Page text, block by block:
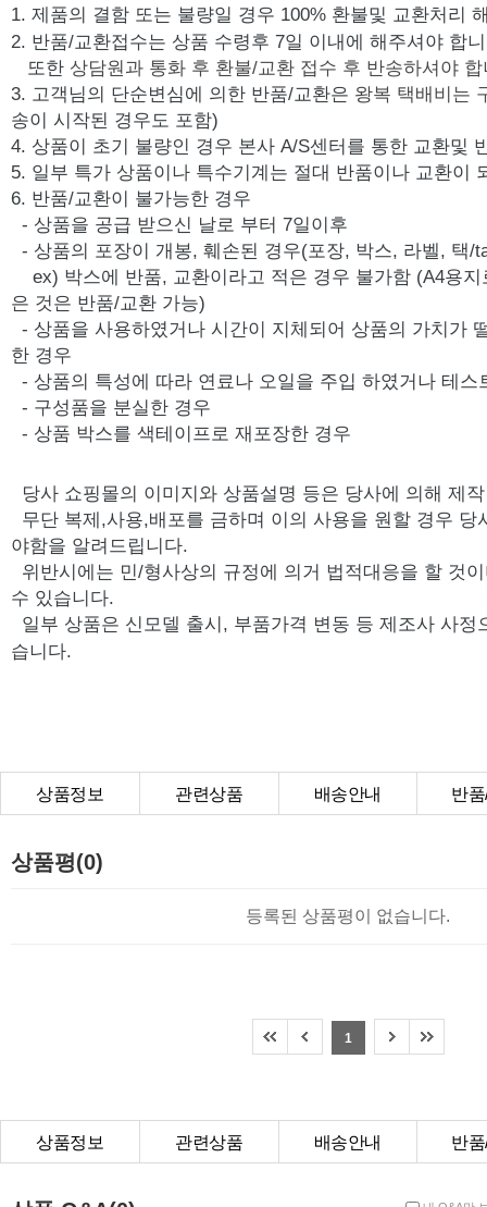
1. 제품의 결함 또는 불량일 경우 100% 환불및 교환처리
2. 반품/교환접수는 상품 수령후 7일 이내에 해주셔야 합
또한 상담원과 통화 후 환불/교환 접수 후 반송하셔야
3. 고객님의 단순변심에 의한 반품/교환은 왕복 택배비는
송이 시작된 경우도 포함)
4. 상품이 초기 불량인 경우 본사 A/S센터를 통한 교환및
5. 일부 특가 상품이나 특수기계는 절대 반품이나 교환이
6. 반품/교환이 불가능한 경우
- 상품을 공급 받으신 날로 부터 7일이후
- 상품의 포장이 개봉, 훼손된 경우(포장, 박스, 라벨, 택/
ex) 박스에 반품, 교환이라고 적은 경우 불가함 (A4용지
은 것은 반품/교환 가능)
- 상품을 사용하였거나 시간이 지체되어 상품의 가치가
한 경우
- 상품의 특성에 따라 연료나 오일을 주입 하였거나 테스
- 구성품을 분실한 경우
- 상품 박스를 색테이프로 재포장한 경우
당사 쇼핑몰의 이미지와 상품설명 등은 당사에 의해 제
무단 복제,사용,배포를 금하며 이의 사용을 원할 경우 당
야함을 알려드립니다.
위반시에는 민/형사상의 규정에 의거 법적대응을 할 것
수 있습니다.
일부 상품은 신모델 출시, 부품가격 변동 등 제조사 사정
습니다.
상품정보 관련상품 배송안내 반
상품평(0)
등록된 상품평이 없습니다.
1
상품정보 관련상품 배송안내 반